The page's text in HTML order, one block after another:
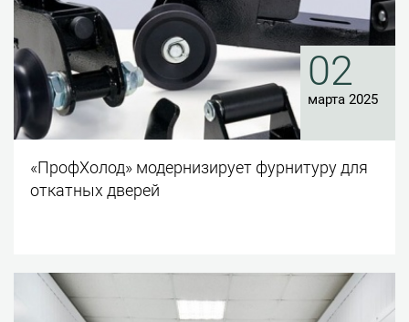
«ПрофХолод» модернизирует фурнитуру для
откатных дверей
02
марта 2025